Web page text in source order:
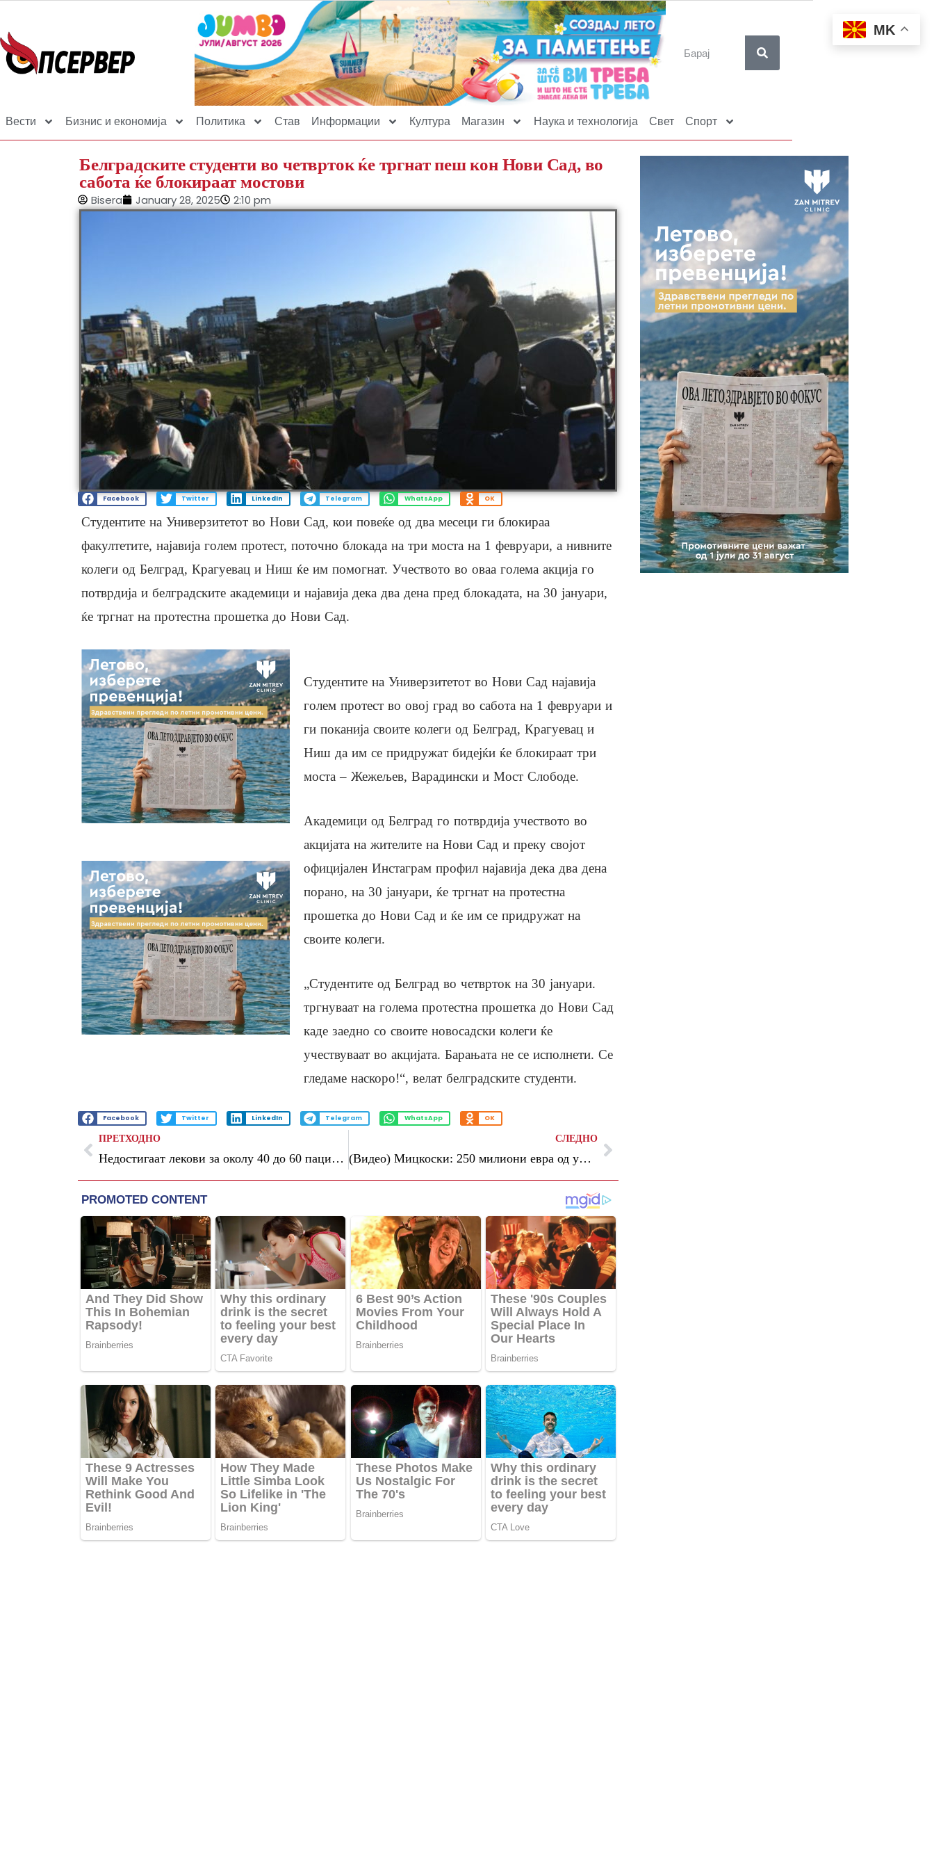
Вести Бизнис и економија Политика Став Информации Култура Магазин Наука и технологија Свет Спорт
Белградските студенти во четврток ќе тргнат пеш кон Нови Сад, во
сабота ќе блокираат мостови
Bisera January 28, 2025 2:10 pm
Facebook Twitter LinkedIn Telegram WhatsApp OK
Студентите на Универзитетот во Нови Сад, кои повеќе од два месеци ги блокираа
факултетите, најавија голем протест, поточно блокада на три моста на 1 февруари, а нивните
колеги од Белград, Крагуевац и Ниш ќе им помогнат. Учеството во оваа голема акција го
потврдија и белградските академици и најавија дека два дена пред блокадата, на 30 јануари,
ќе тргнат на протестна прошетка до Нови Сад.
Студентите на Универзитетот во Нови Сад најавија
голем протест во овој град во сабота на 1 февруари и
ги поканија своите колеги од Белград, Крагуевац и
Ниш да им се придружат бидејќи ќе блокираат три
моста – Жежељев, Варадински и Мост Слободе.
Академици од Белград го потврдија учеството во
акцијата на жителите на Нови Сад и преку својот
официјален Инстаграм профил најавија дека два дена
порано, на 30 јануари, ќе тргнат на протестна
прошетка до Нови Сад и ќе им се придружат на
своите колеги.
„Студентите од Белград во четврток на 30 јануари.
тргнуваат на голема протестна прошетка до Нови Сад
каде заедно со своите новосадски колеги ќе
учествуваат во акцијата. Барањата не се исполнети. Се
гледаме наскоро!“, велат белградските студенти.
Facebook Twitter LinkedIn Telegram WhatsApp OK
ПРЕТХОДНО
Недостигаат лекови за околу 40 до 60 пациенти на Онкологија
СЛЕДНО
(Видео) Мицкоски: 250 милиони евра од унгарскиот кредит ќе бидат наменети за развој на домашните компании
MK